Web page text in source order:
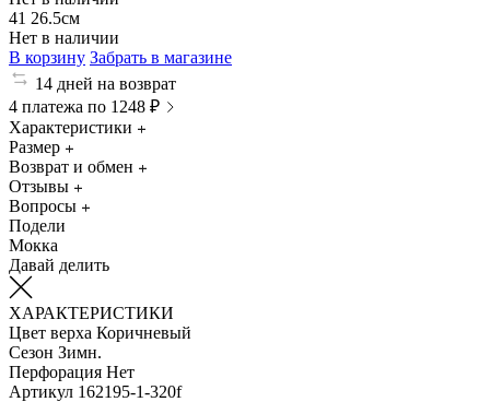
41 26.5см
Нет в наличии
В корзину Забрать в магазине
14 дней на возврат
4 платежа по 1248 ₽
Характеристики
Размер
Возврат и обмен
Отзывы
Вопросы
Подели
Мокка
Давай делить
ХАРАКТЕРИСТИКИ
Цвет верха Коричневый
Сезон Зимн.
Перфорация Нет
Артикул 162195-1-320f